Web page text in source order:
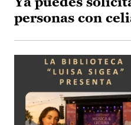
personas con